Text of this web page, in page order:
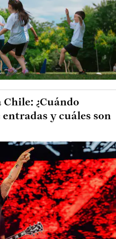
¿Cuándo
y cuáles son